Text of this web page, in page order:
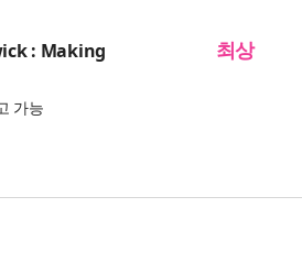
: Making
가능
최상